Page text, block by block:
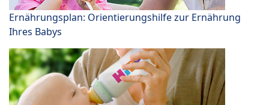
Ernährungsplan: Orientierungshilfe zur Ernährung
Ihres Babys